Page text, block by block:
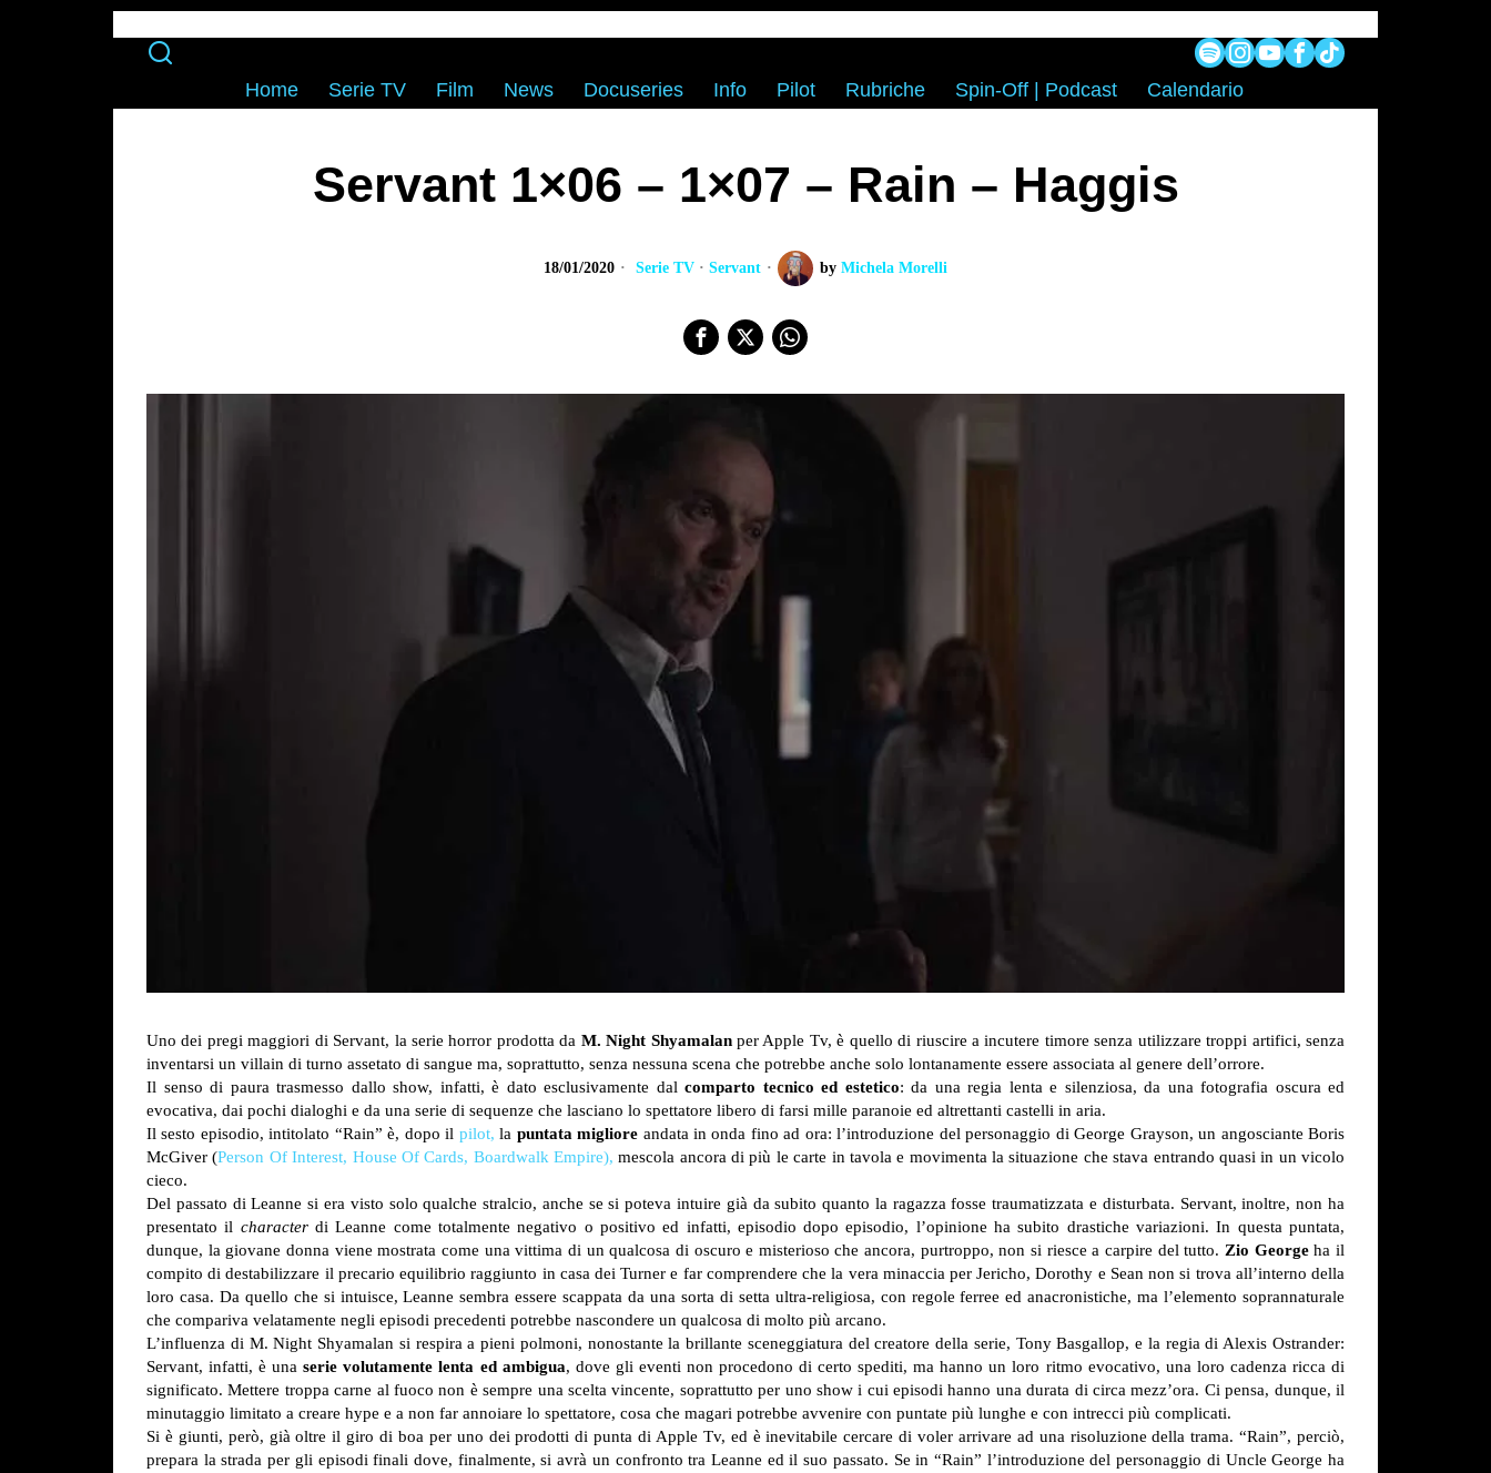
Home Serie TV Film News Docuseries Info Pilot Rubriche Spin-Off | Podcast Calendario
Servant 1×06 – 1×07 – Rain – Haggis
18/01/2020 Serie TV · Servant by Michela Morelli
Uno dei pregi maggiori di Servant, la serie horror prodotta da M. Night Shyamalanper Apple Tv, è quello di riuscire a incutere timore senza utilizzare troppi artifici, senza
inventarsi un villain di turno assetato di sangue ma, soprattutto, senza nessuna scena che potrebbe anche solo lontanamente essere associata al genere dell’orrore.
Il senso di paura trasmesso dallo show, infatti, è dato esclusivamente dal comparto tecnico ed estetico: da una regia lenta e silenziosa, da una fotografia oscura ed
evocativa, dai pochi dialoghi e da una serie di sequenze che lasciano lo spettatore libero di farsi mille paranoie ed altrettanti castelli in aria.
Il sesto episodio, intitolato “Rain” è, dopo il pilot, la puntata migliore andata in onda fino ad ora: l’introduzione del personaggio di George Grayson, un angosciante Boris
McGiver (Person Of Interest, House Of Cards, Boardwalk Empire), mescola ancora di più le carte in tavola e movimenta la situazione che stava entrando quasi in un vicolo
cieco.
Del passato di Leanne si era visto solo qualche stralcio, anche se si poteva intuire già da subito quanto la ragazza fosse traumatizzata e disturbata. Servant, inoltre, non ha
presentato il characterdi Leanne come totalmente negativo o positivo ed infatti, episodio dopo episodio, l’opinione ha subito drastiche variazioni. In questa puntata,
dunque, la giovane donna viene mostrata come una vittima di un qualcosa di oscuro e misterioso che ancora, purtroppo, non si riesce a carpire del tutto.Zio Georgeha il
compito di destabilizzare il precario equilibrio raggiunto in casa dei Turner e far comprendere che la vera minaccia per Jericho, Dorothy e Sean non si trova all’interno della
loro casa. Da quello che si intuisce, Leanne sembra essere scappata da una sorta di setta ultra-religiosa, con regole ferree ed anacronistiche, ma l’elemento soprannaturale
che compariva velatamente negli episodi precedenti potrebbe nascondere un qualcosa di molto più arcano.
L’influenza di M. Night Shyamalan si respira a pieni polmoni, nonostante la brillante sceneggiatura del creatore della serie, Tony Basgallop, e la regia di Alexis Ostrander:
Servant, infatti, è unaserie volutamente lenta ed ambigua, dove gli eventi non procedono di certo spediti, ma hanno un loro ritmo evocativo, una loro cadenza ricca di
significato. Mettere troppa carne al fuoco non è sempre una scelta vincente, soprattutto per uno show i cui episodi hanno una durata di circa mezz’ora. Ci pensa, dunque, il
minutaggio limitato a creare hype e a non far annoiare lo spettatore, cosa che magari potrebbe avvenire con puntate più lunghe e con intrecci più complicati.
Si è giunti, però, già oltre il giro di boa per uno dei prodotti di punta di Apple Tv, ed è inevitabile cercare di voler arrivare ad una risoluzione della trama. “Rain”, perciò,
prepara la strada per gli episodi finali dove, finalmente, si avrà un confronto tra Leanne ed il suo passato. Se in “Rain” l’introduzione del personaggio di Uncle George ha